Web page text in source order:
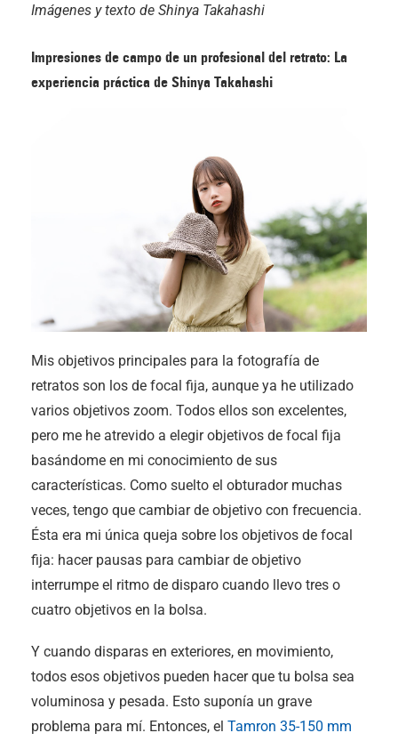
Imágenes y texto de Shinya Takahashi
Impresiones de campo de un profesional del retrato: La
experiencia práctica de Shinya Takahashi
Mis objetivos principales para la fotografía de
retratos son los de focal fija, aunque ya he utilizado
varios objetivos zoom. Todos ellos son excelentes,
pero me he atrevido a elegir objetivos de focal fija
basándome en mi conocimiento de sus
características. Como suelto el obturador muchas
veces, tengo que cambiar de objetivo con frecuencia.
Ésta era mi única queja sobre los objetivos de focal
fija: hacer pausas para cambiar de objetivo
interrumpe el ritmo de disparo cuando llevo tres o
cuatro objetivos en la bolsa.
Y cuando disparas en exteriores, en movimiento,
todos esos objetivos pueden hacer que tu bolsa sea
voluminosa y pesada. Esto suponía un grave
problema para mí. Entonces, el Tamron 35-150 mm